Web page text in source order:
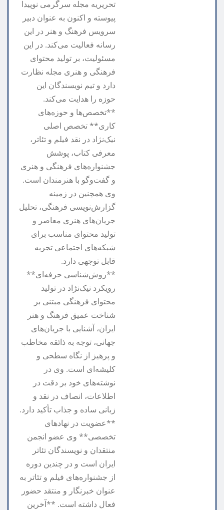
تحریریه مجله سرگرمی نوپیدا
پیوسته و اکنون به عنوان دبیر
سرویس فرهنگ و هنر در این
رسانه فعالیت می‌کند. در این
مسئولیت، بر تولید محتوای
فرهنگی و هنری مجله نظارت
دارد و تیم نویسندگان این
حوزه را هدایت می‌کند.
**تخصص‌ها و حوزه‌های
کاری** تخصص اصلی
نیک‌نژاد در نقد فیلم و تئاتر،
معرفی کتاب، پوشش
جشنواره‌های فرهنگی و هنری
و گفت‌وگو با هنرمندان است.
وی همچنین در زمینه
گزارش‌نویسی فرهنگی، تحلیل
جریان‌های هنری معاصر و
تولید محتوای مناسب برای
شبکه‌های اجتماعی تجربه
قابل توجهی دارد.
**روش‌شناسی حرفه‌ای**
رویکرد نیک‌نژاد در تولید
محتوای فرهنگی مبتنی بر
شناخت عمیق فرهنگ و هنر
ایران، آشنایی با جریان‌های
جهانی، توجه به ذائقه مخاطب
و پرهیز از نگاه سطحی و
کلیشه‌ای است. وی در
نوشته‌های خود بر دقت در
اطلاعات، انصاف در نقد و
زبانی ساده و جذاب تأکید دارد.
**عضویت در نهادهای
تخصصی** وی عضو انجمن
منتقدان و نویسندگان تئاتر
ایران است و در چندین دوره
از جشنواره‌های فیلم و تئاتر به
عنوان خبرنگار و منتقد حضور
فعال داشته است. **آخرین